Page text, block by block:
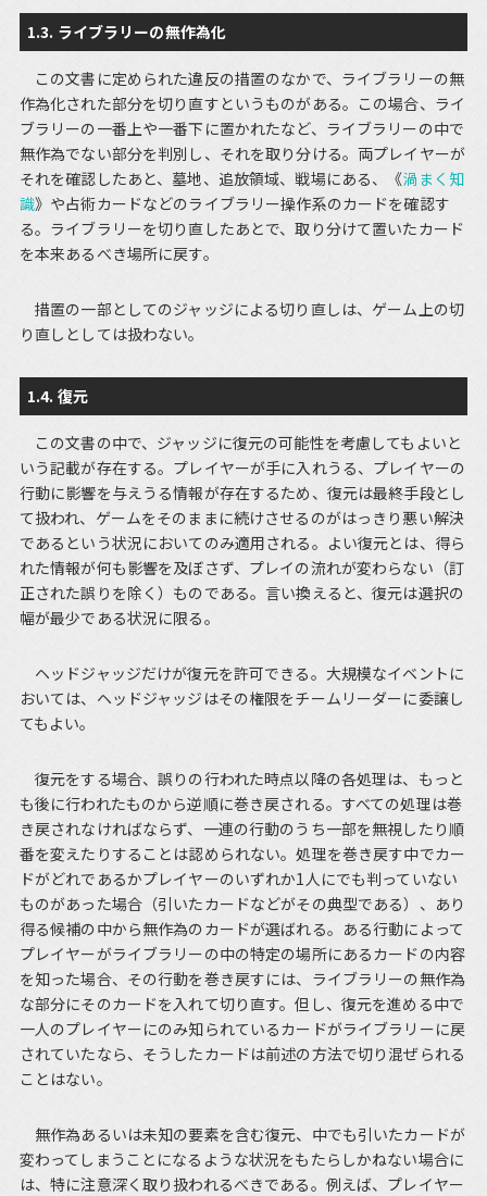
1.3. ライブラリーの無作為化
この文書に定められた違反の措置のなかで、ライブラリーの無
作為化された部分を切り直すというものがある。この場合、ライ
ブラリーの一番上や一番下に置かれたなど、ライブラリーの中で
無作為でない部分を判別し、それを取り分ける。両プレイヤーが
それを確認したあと、墓地、追放領域、戦場にある、《渦まく知
識》や占術カードなどのライブラリー操作系のカードを確認す
る。ライブラリーを切り直したあとで、取り分けて置いたカード
を本来あるべき場所に戻す。
措置の一部としてのジャッジによる切り直しは、ゲーム上の切
り直しとしては扱わない。
1.4. 復元
この文書の中で、ジャッジに復元の可能性を考慮してもよいと
いう記載が存在する。プレイヤーが手に入れうる、プレイヤーの
行動に影響を与えうる情報が存在するため、復元は最終手段とし
て扱われ、ゲームをそのままに続けさせるのがはっきり悪い解決
であるという状況においてのみ適用される。よい復元とは、得ら
れた情報が何も影響を及ぼさず、プレイの流れが変わらない（訂
正された誤りを除く）ものである。言い換えると、復元は選択の
幅が最少である状況に限る。
ヘッドジャッジだけが復元を許可できる。大規模なイベントに
おいては、ヘッドジャッジはその権限をチームリーダーに委譲し
てもよい。
復元をする場合、誤りの行われた時点以降の各処理は、もっと
も後に行われたものから逆順に巻き戻される。すべての処理は巻
き戻されなければならず、一連の行動のうち一部を無視したり順
番を変えたりすることは認められない。処理を巻き戻す中でカー
ドがどれであるかプレイヤーのいずれか1人にでも判っていない
ものがあった場合（引いたカードなどがその典型である）、あり
得る候補の中から無作為のカードが選ばれる。ある行動によって
プレイヤーがライブラリーの中の特定の場所にあるカードの内容
を知った場合、その行動を巻き戻すには、ライブラリーの無作為
な部分にそのカードを入れて切り直す。但し、復元を進める中で
一人のプレイヤーにのみ知られているカードがライブラリーに戻
されていたなら、そうしたカードは前述の方法で切り混ぜられる
ことはない。
無作為あるいは未知の要素を含む復元、中でも引いたカードが
変わってしまうことになるような状況をもたらしかねない場合に
は、特に注意深く取り扱われるべきである。例えば、プレイヤー